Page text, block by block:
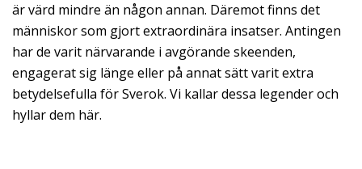
är värd mindre än någon annan. Däremot finns det
människor som gjort extraordinära insatser. Antingen
har de varit närvarande i avgörande skeenden,
engagerat sig länge eller på annat sätt varit extra
betydelsefulla för Sverok. Vi kallar dessa legender och
hyllar dem här.